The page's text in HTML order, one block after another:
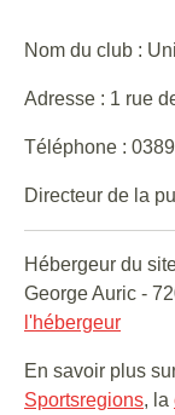
Nom du club :
Adresse : 1 rue
Téléphone :
Directeur de la
Hébergeur du
George Auric -
l'hébergeur
En savoir plus
Sportsregions, la